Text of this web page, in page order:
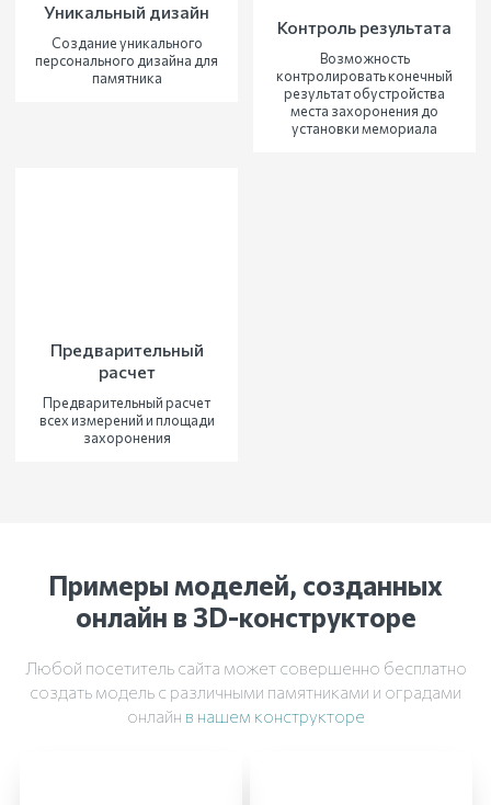
Уникальный дизайн
Создание уникального
персонального дизайна для
памятника
Контроль результата
Возможность
контролировать конечный
результат обустройства
места захоронения до
установки мемориала
Предварительный
расчет
Предварительный расчет
всех измерений и площади
захоронения
Примеры моделей, созданных
онлайн в 3D-конструкторе
Любой посетитель сайта может совершенно бесплатно
создать модель с различными памятниками и оградами
онлайн в нашем конструкторе